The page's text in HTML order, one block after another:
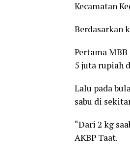
Kecamatan
Berdasarkan
Pertama
5 juta rupiah
Lalu pada
sabu di
“Dari 2 kg
AKBP Taat.